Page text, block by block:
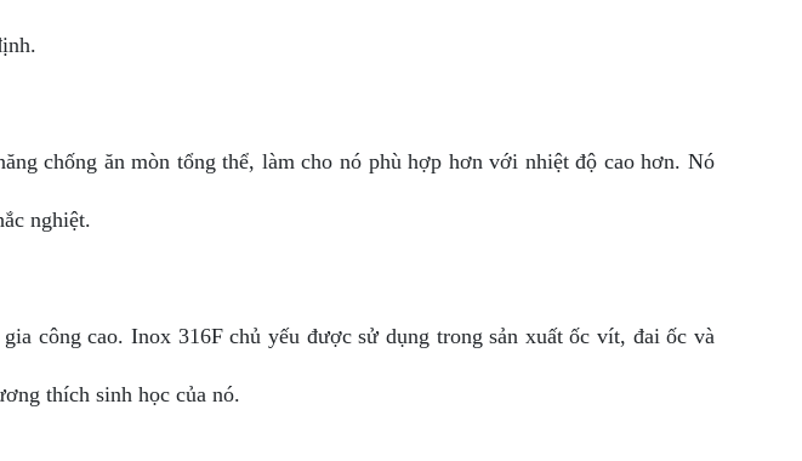
chống ăn mòn tổng thể, làm cho nó phù hợp hơn với nhiệt độ cao hơn. Nó
nghiệt.
công cao. Inox 316F chủ yếu được sử dụng trong sản xuất ốc vít, đai ốc và
thích sinh học của nó.